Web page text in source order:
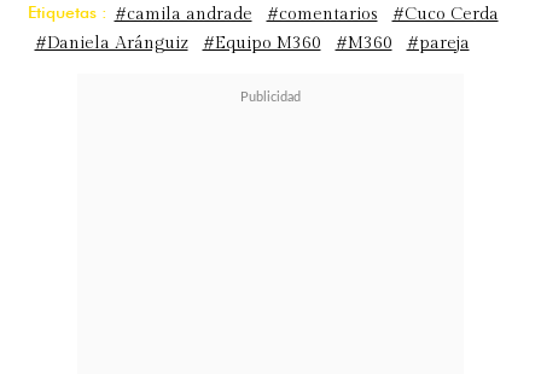
Etiquetas : #camila andrade #comentarios
#Cuco Cerda
#Daniela Aránguiz
#Equipo M360 #M360 #pareja